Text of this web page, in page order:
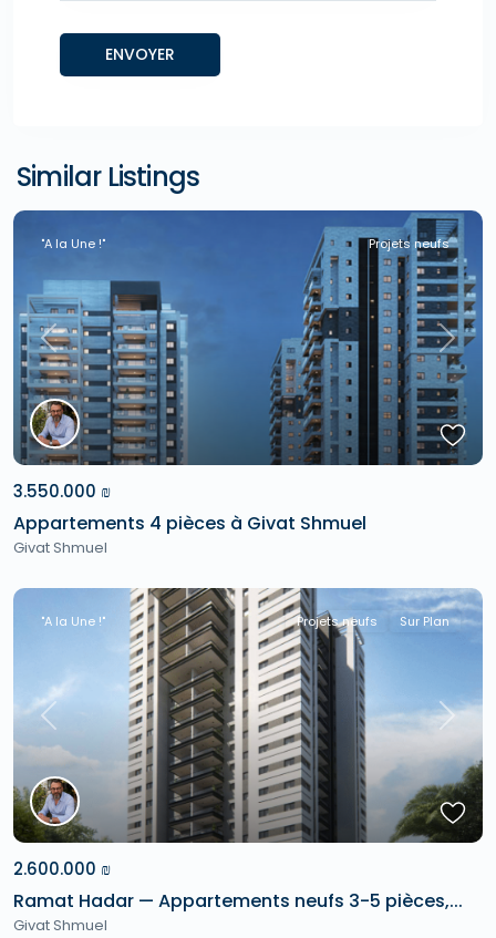
Similar Listings
Previous Next
"A la Une !" Projets neufs
3.550.000 ₪
Appartements 4 pièces à Givat Shmuel
Givat Shmuel
Previous Next
"A la Une !" Projets neufs Sur Plan
2.600.000 ₪
Ramat Hadar — Appartements neufs 3-5 pièces,...
Givat Shmuel